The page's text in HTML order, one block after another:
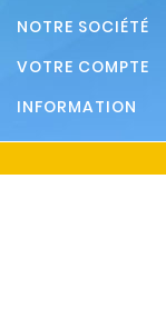
NOTRE SOCIÉTÉ
VOTRE COMPTE
INFORMATION